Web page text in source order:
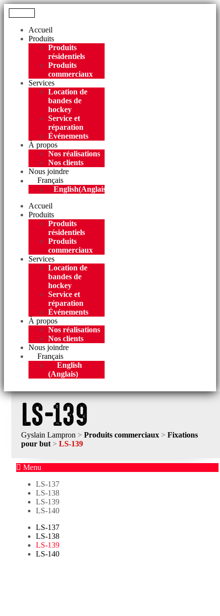
Accueil
Produits
Produits
résidentiels
Produits
commerciaux
Services
Location de
bandes de
hockey
Service et
réparation
Événements
À propos
Nos réalisations
Nos clients
Nous joindre
Français
English(Anglais
Accueil
Produits
Produits
résidentiels
Produits
commerciaux
Services
Location de
bandes de
hockey
Service et
réparation
Événements
À propos
Nos réalisations
Nos clients
Nous joindre
Français
English
(Anglais)
LS-139
Gyslain Lampron > Produits commerciaux > Fixations
pour but > LS-139
Menu
LS-137
LS-138
LS-139
LS-140
LS-137
LS-138
LS-139
LS-140